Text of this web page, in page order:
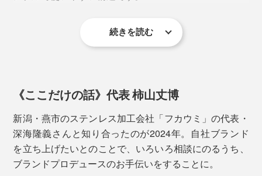
おすすめは、デスク左右の2個づかい。
「急ぎのもの」と「余裕のあるもの」
対荷重は約3kg。1kg超えのノートPCや雑誌を差して
続きを読む
《ここだけの話》代表 柿山丈博
新潟・燕市のステンレス加工会社「フカウミ」の代表・
深海隆義さんと知り合ったのが2024年。自社ブランド
を立ち上げたいとのことで、いろいろ相談にのるうち、
ブランドプロデュースのお手伝いをすることに。